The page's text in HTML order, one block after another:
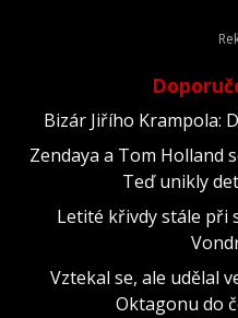
Bizár Jiřího Krampola:
Zendaya a Tom Holland
Teď unikly
Letité křivdy stále při
Vztekal se, ale udělal
Oktagonu do